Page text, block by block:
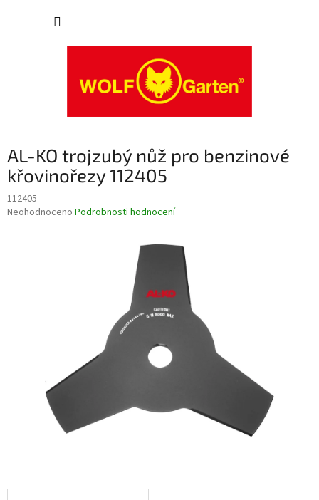
AL-KO trojzubý nůž pro benzinové
křovinořezy 112405
112405
Průměrné
Neohodnoceno Podrobnosti hodnocení